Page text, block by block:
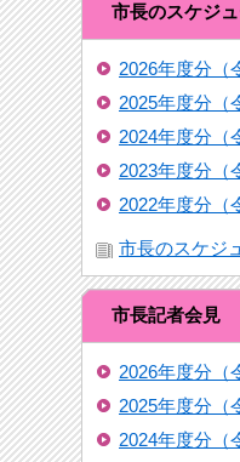
市長のスケジ
2026年度分（
2025年度分（
2024年度分（
2023年度分（
2022年度分（
市長のスケジ
市長記者会見
2026年度分（
2025年度分（
2024年度分（